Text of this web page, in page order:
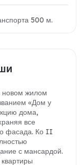
500 м.
новом жилом
«Дом у
дома,
все
фасада. Ко II
с мансардой.